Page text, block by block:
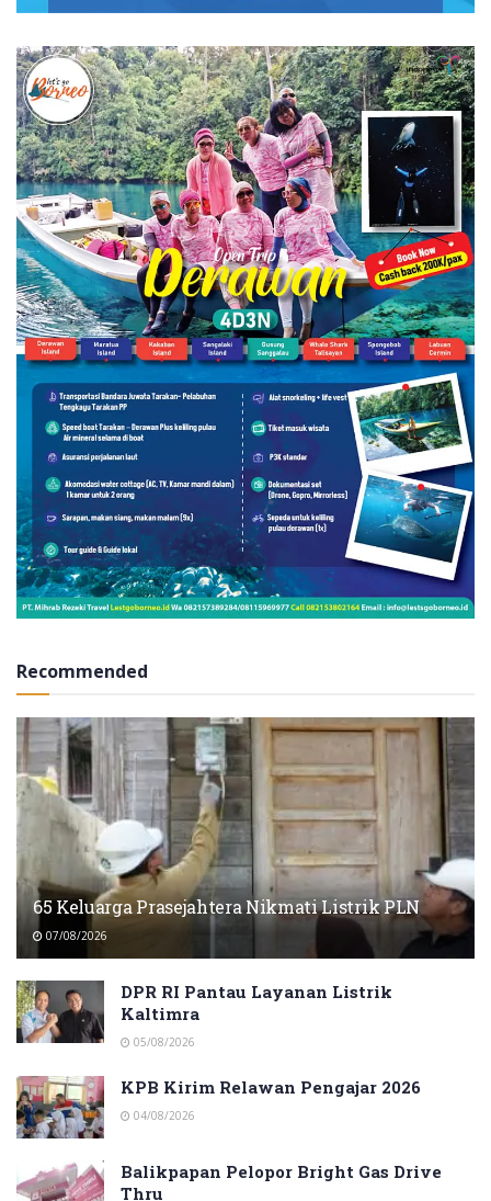
Recommended
65 Keluarga Prasejahtera Nikmati Listrik PLN
07/08/2026
DPR RI Pantau Layanan Listrik
Kaltimra
05/08/2026
KPB Kirim Relawan Pengajar 2026
04/08/2026
Balikpapan Pelopor Bright Gas Drive
Thru